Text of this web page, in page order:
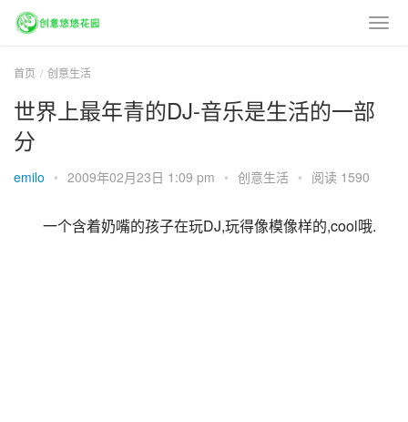
首页 创意生活
世界上最年青的DJ-音乐是生活的一部
分
emilo • 2009年02月23日 1:09 pm • 创意生活 • 阅读 1590
一个含着奶嘴的孩子在玩DJ,玩得像模像样的,cool哦.